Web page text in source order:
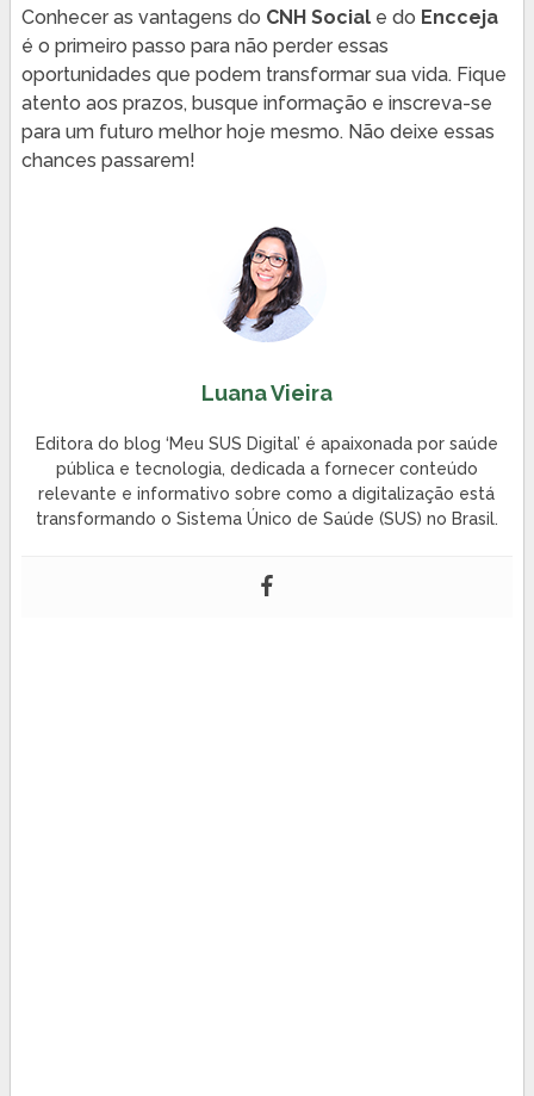
Conhecer as vantagens do CNH Sociale do Encceja
é o primeiro passo para não perder essas
oportunidades que podem transformar sua vida. Fique
atento aos prazos, busque informação e inscreva-se
para um futuro melhor hoje mesmo. Não deixe essas
chances passarem!
Luana Vieira
Editora do blog ‘Meu SUS Digital’ é apaixonada por saúde
pública e tecnologia, dedicada a fornecer conteúdo
relevante e informativo sobre como a digitalização está
transformando o Sistema Único de Saúde (SUS) no Brasil.